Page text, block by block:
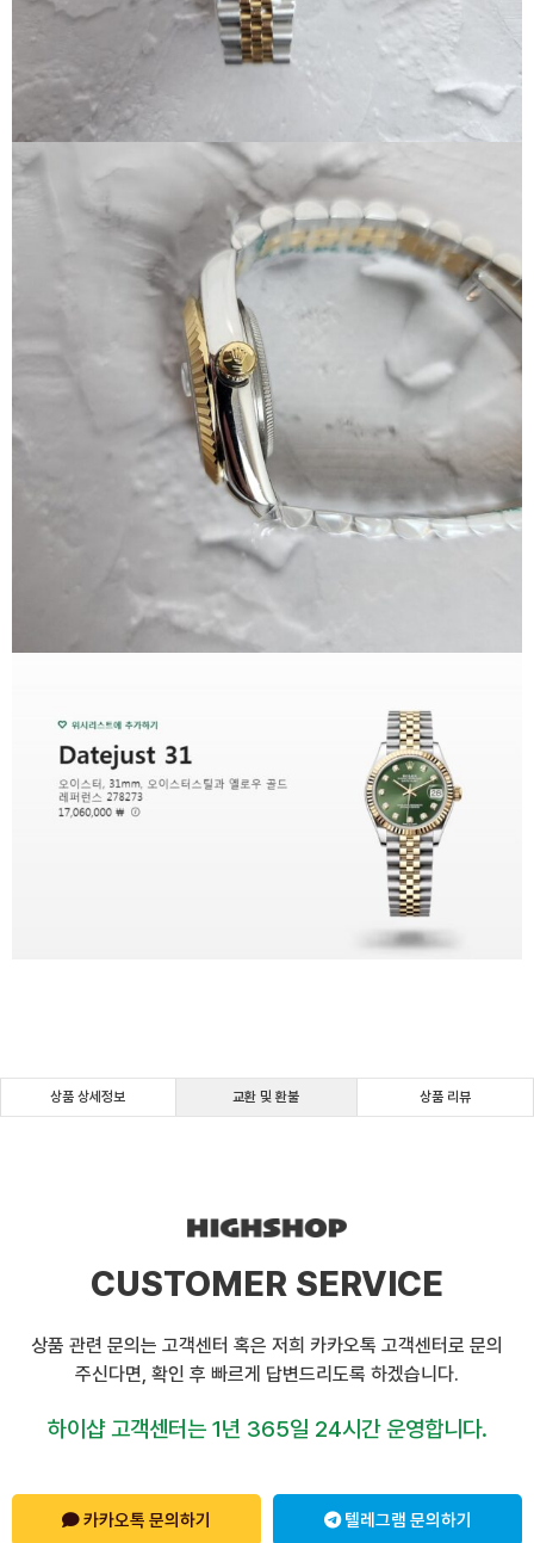
상품 상세정보 교환 및 환불 상품 리뷰
CUSTOMER SERVICE
상품 관련 문의는 고객센터 혹은 저희 카카오톡 고객센터로 문의
주신다면, 확인 후 빠르게 답변드리도록 하겠습니다.
하이샵 고객센터는 1년 365일 24시간 운영합니다.
카카오톡 문의하기 텔레그램 문의하기